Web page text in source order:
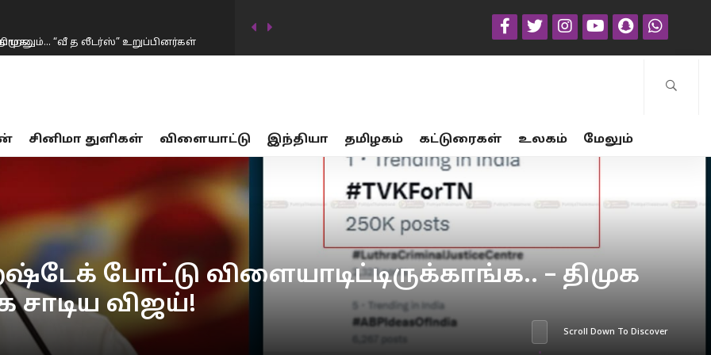
பாலியல் வன்கொடுமை சம்பவங்கள்… சட்டம்
விவாதத்தில் இருந்து தப்பியோட
அமைச்சர் கிரண்…
முதலமைச்சர் விஜய் மவுனம்
சினிமா துளிகள் விளையாட்டு இந்தியா தமிழகம் கட்டுரைகள் உலகம் மேலும்
போட்டு விளையாடிட்டிருக்காங்க.. – திமுக
விஜய்!
Scroll Down To Discover